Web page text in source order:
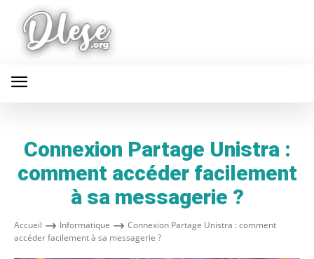
Connexion Partage Unistra :
comment accéder facilement
à sa messagerie ?
Accueil Informatique
Connexion Partage Unistra : comment
accéder facilement à sa messagerie ?